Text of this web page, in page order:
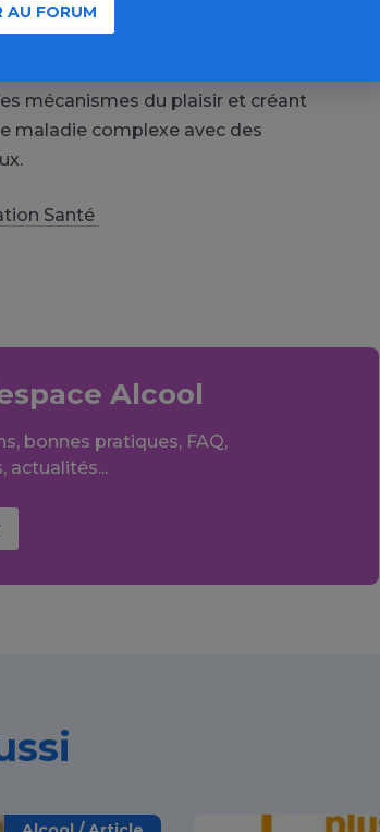
mécanismes du plaisir et créant
maladie complexe avec des
Santé
Alcool
bonnes pratiques, FAQ,
actualités...
AU FORUM